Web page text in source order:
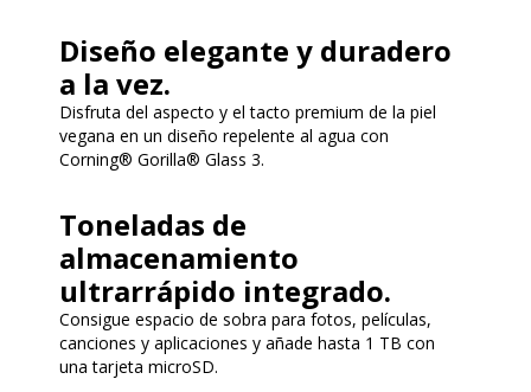
Diseño elegante y duradero
a la vez.
Disfruta del aspecto y el tacto premium de la piel
vegana en un diseño repelente al agua con
Corning® Gorilla® Glass 3.
Toneladas de
almacenamiento
ultrarrápido integrado.
Consigue espacio de sobra para fotos, películas,
canciones y aplicaciones y añade hasta 1 TB con
una tarjeta microSD.